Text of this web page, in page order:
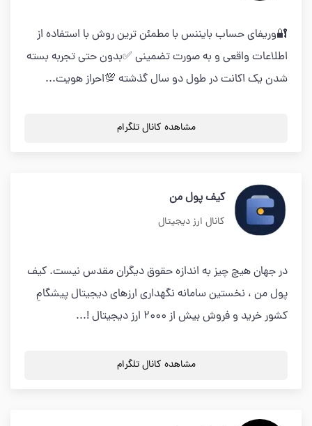
🔐وریفای حساب بایننس با مطمئن ترین روش با استفاده از
اطلاعات واقعی و به صورت تضمینی ✅بدون حتی تجربه بسته
شدن یک اکانت در طول دو سال گذشته 💯احراز هویت...
مشاهده کانال تلگرام
کیف پول من
کانال ارز دیجیتال
در جهان هیچ چیز به اندازه حقوق دیگران مقدس نیست. کیف
پول من ، نخستین سامانه نگهداری ارزهای دیجیتال پیشگامِ
کشور خرید و فروش بیش از ۲۰۰۰ ارز دیجیتال !...
مشاهده کانال تلگرام